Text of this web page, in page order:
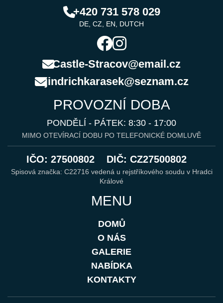
+420 731 578 029
DE, CZ, EN, DUTCH
Castle-Stracov@email.cz
jindrichkarasek@seznam.cz
PROVOZNÍ DOBA
PONDĚLÍ - PÁTEK: 8:30 - 17:00
MIMO OTEVÍRACÍ DOBU PO TELEFONICKÉ DOMLUVĚ
IČO: 27500802 DIČ: CZ27500802
Spisová značka: C22716 vedená u rejstříkového soudu v Hradci
Králové
MENU
DOMŮ
O NÁS
GALERIE
NABÍDKA
KONTAKTY